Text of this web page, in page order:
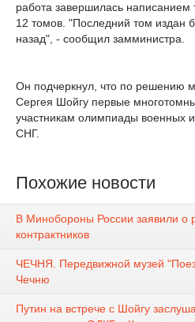
работа завершилась написанием
12 томов. "Последний том издан
назад", - сообщил замминистра.
Он подчеркнул, что по решению
Сергея Шойгу первые
участникам олимпиады военных и
СНГ.
Похожие новости
В Минобороны России заявили о
контрактников
ЧЕЧНЯ. Передвижной музей
Чечню
Путин на встрече с Шойгу